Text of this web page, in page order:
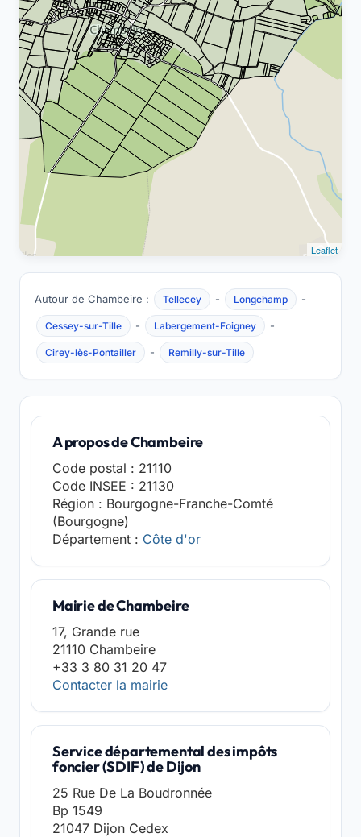
Leaflet
Autour de Chambeire : Tellecey - Longchamp -
Cessey-sur-Tille - Labergement-Foigney -
Cirey-lès-Pontailler - Remilly-sur-Tille
A propos de Chambeire
Code postal : 21110
Code INSEE : 21130
Région : Bourgogne-Franche-Comté
(Bourgogne)
Département : Côte d'or
Mairie de Chambeire
17, Grande rue
21110 Chambeire
+33 3 80 31 20 47
Contacter la mairie
Service départemental des impôts
foncier (SDIF) de Dijon
25 Rue De La Boudronnée
Bp 1549
21047 Dijon Cedex